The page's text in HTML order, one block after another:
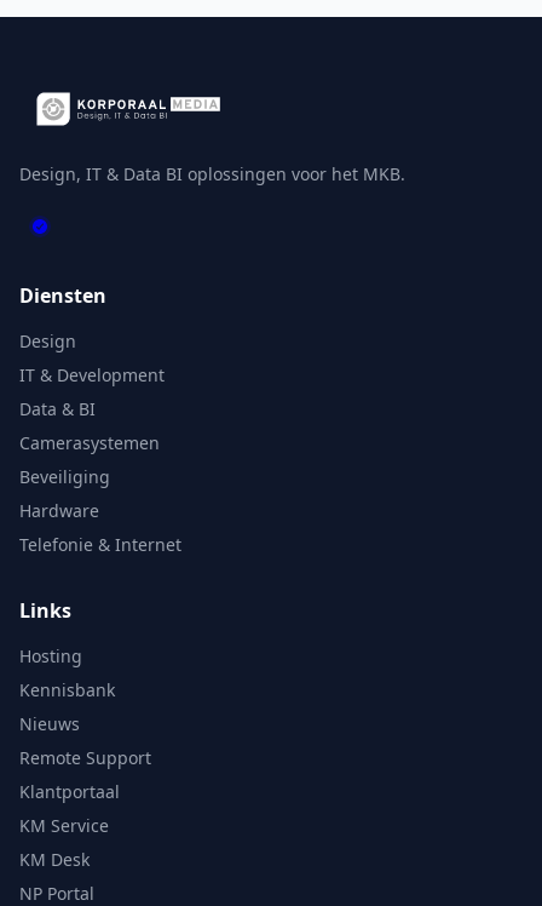
Design, IT & Data BI oplossingen voor het MKB.
Diensten
Design
IT & Development
Data & BI
Camerasystemen
Beveiliging
Hardware
Telefonie & Internet
Links
Hosting
Kennisbank
Nieuws
Remote Support
Klantportaal
KM Service
KM Desk
NP Portal